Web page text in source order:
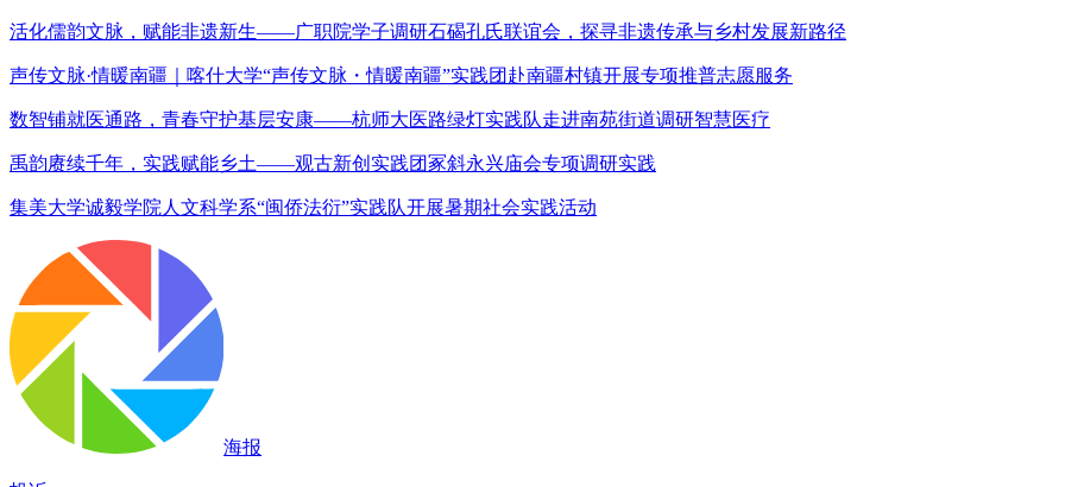
活化儒韵文脉，赋能非遗新生——广职院学子调研石碣孔氏联谊会，探寻非遗传承与乡村发展新路径
声传文脉·情暖南疆｜喀什大学“声传文脉・情暖南疆”实践团赴南疆村镇开展专项推普志愿服务
数智铺就医通路，青春守护基层安康——杭师大医路绿灯实践队走进南苑街道调研智慧医疗
禹韵赓续千年，实践赋能乡土——观古新创实践团冢斜永兴庙会专项调研实践
集美大学诚毅学院人文科学系“闽侨法衍”实践队开展暑期社会实践活动
海报